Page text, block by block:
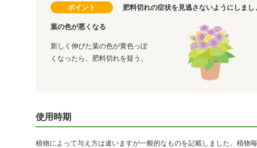
ポイント 肥料切れの症状を見逃さないようにしまし
葉の色が悪くなる
新しく伸びた葉の色が黄色っぽ
くなったら、肥料切れを疑う。
使用時期
植物によって与え方は違いますが一般的なものを記載しました。植物